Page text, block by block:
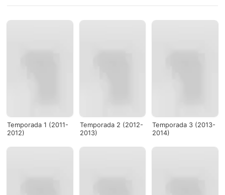
Temporada 1 (2011-
2012)
Temporada 2 (2012-
2013)
Temporada 3 (2013-
2014)